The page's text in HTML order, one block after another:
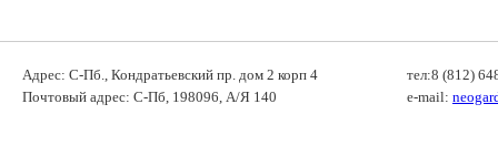
Адрес: С-Пб., Кондратьевский пр. дом 2 корп 4
Почтовый адрес: С-Пб, 198096, А/Я 140
тел:8 (812)
e-mail: